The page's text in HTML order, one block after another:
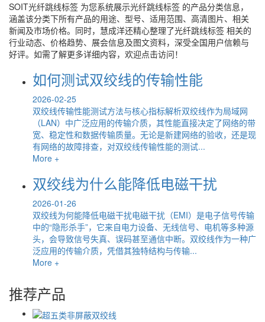
SOIT光纤跳线标签 为您系统展示光纤跳线标签 的产品分类信息，
涵盖该分类下所有产品的用途、型号、适用范围、高清图片、相关
新闻及市场价格。同时，慧成洋还精心整理了光纤跳线标签 相关的
行业动态、价格趋势、展会信息及图文资料，深受全国用户信赖与
好评。如需了解更多详细内容，欢迎点击访问！
如何测试双绞线的传输性能
2026-02-25
双绞线传输性能测试方法与核心指标解析双绞线作为局域网
（LAN）中广泛应用的传输介质，其性能直接决定了网络的带
宽、稳定性和数据传输质量。无论是新建网络的验收，还是现
有网络的故障排查，对双绞线传输性能的测试...
More +
双绞线为什么能降低电磁干扰
2026-01-26
双绞线为何能降低电磁干扰电磁干扰（EMI）是电子信号传输
中的“隐形杀手”，它来自电力设备、无线信号、电机等多种源
头，会导致信号失真、误码甚至通信中断。双绞线作为一种广
泛应用的传输介质，凭借其独特结构与传输...
More +
推荐产品